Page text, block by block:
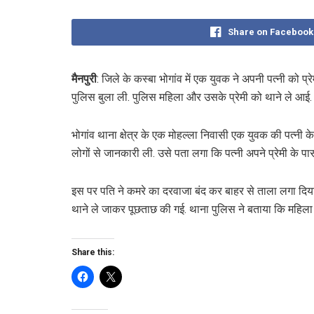
Share on Facebook
मैनपुरी: जिले के कस्बा भोगांव में एक युवक ने अपनी पत्नी को
पुलिस बुला ली. पुलिस महिला और उसके प्रेमी को थाने ले आई.
भोगांव थाना क्षेत्र के एक मोहल्ला निवासी एक युवक की
लोगों से जानकारी ली. उसे पता लगा कि पत्नी अपने प्रेमी के
इस पर पति ने कमरे का दरवाजा बंद कर बाहर से ताला लगा
थाने ले जाकर पूछताछ की गई. थाना पुलिस ने बताया कि महिला
Share this: